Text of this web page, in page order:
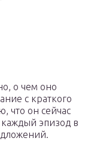
о чем оно
с краткого
что он сейчас
каждый эпизод в